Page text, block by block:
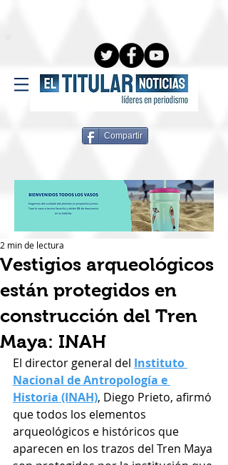
Compartir
Vestigios arqueológicos
están protegidos en
construcción del Tren
Maya: INAH
2 min de lectura
El director general del Instituto
Nacional de Antropología e
Historia (INAH), Diego Prieto, afirmó
que todos los elementos
arqueológicos e históricos que
aparecen en los trazos del Tren Maya